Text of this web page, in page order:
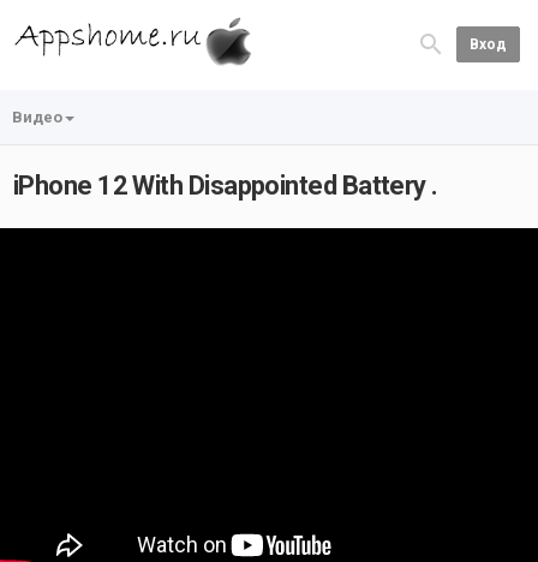
Вход
Видео
iPhone 12 With Disappointed Battery .